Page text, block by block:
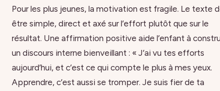
Pour les plus jeunes, la motivation est fragile. Le texte
être simple, direct et axé sur l’effort plutôt que sur le
résultat. Une affirmation positive aide l’enfant à
un discours interne bienveillant : « J’ai vu tes efforts
aujourd’hui, et c’est ce qui compte le plus à mes yeux.
Apprendre, c’est aussi se tromper. Je suis fier de ta